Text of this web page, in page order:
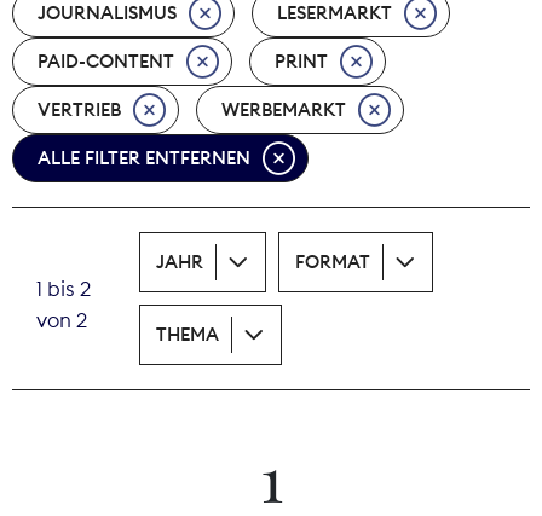
Nachwuchs
Nova Award
Pressefreiheit
Print
Recht
Tarifpolitik
Theodor-Wolff-Preis
JOURNALISMUS LESERMARKT
PAID-CONTENT PRINT
VERTRIEB WERBEMARKT
ALLE FILTER ENTFERNEN
1 bis 2
von 2
JAHR FORMAT
THEMA
1